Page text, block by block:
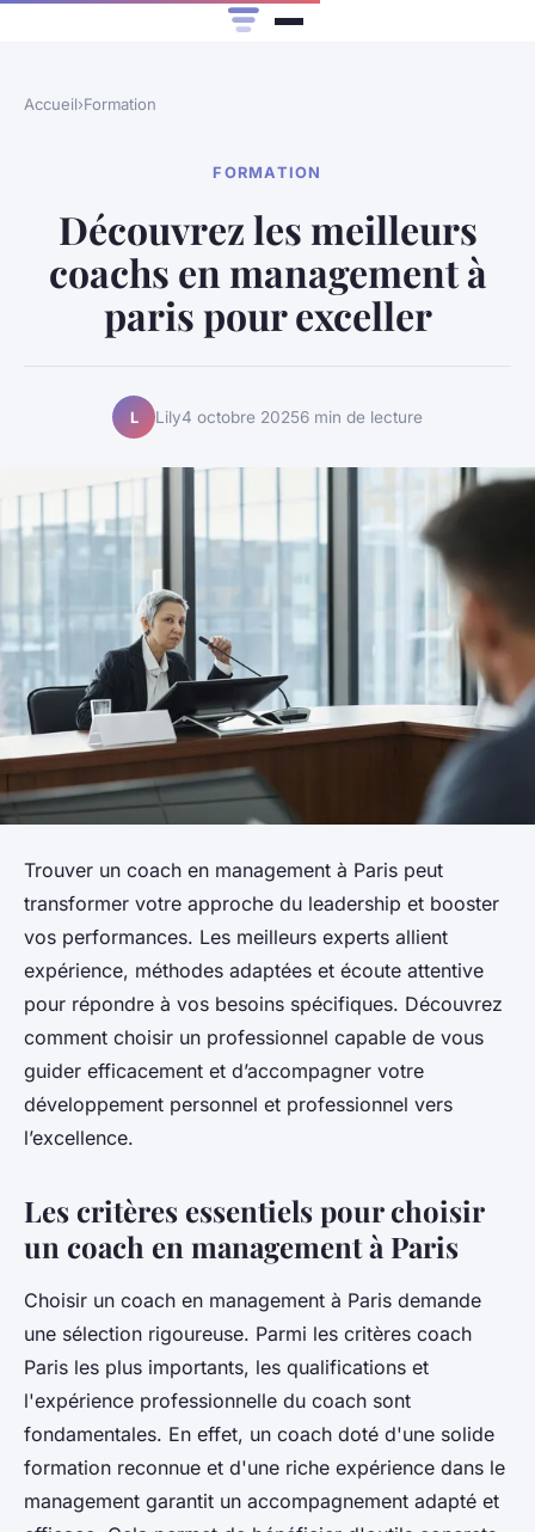
Accueil›Formation
FORMATION
Découvrez les meilleurs
coachs en management à
paris pour exceller
L Lily4 octobre 20256 min de lecture
Trouver un coach en management à Paris peut
transformer votre approche du leadership et booster
vos performances. Les meilleurs experts allient
expérience, méthodes adaptées et écoute attentive
pour répondre à vos besoins spécifiques. Découvrez
comment choisir un professionnel capable de vous
guider efficacement et d’accompagner votre
développement personnel et professionnel vers
l’excellence.
Les critères essentiels pour choisir
un coach en management à Paris
Choisir un coach en management à Paris demande
une sélection rigoureuse. Parmi les critères coach
Paris les plus importants, les qualifications et
l'expérience professionnelle du coach sont
fondamentales. En effet, un coach doté d'une solide
formation reconnue et d'une riche expérience dans le
management garantit un accompagnement adapté et